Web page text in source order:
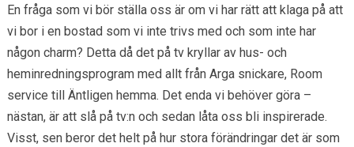
En fråga som vi bör ställa oss är om vi har rätt att klaga på att
vi bor i en bostad som vi inte trivs med och som inte har
någon charm? Detta då det på tv kryllar av hus- och
heminredningsprogram med allt från Arga snickare, Room
service till Äntligen hemma. Det enda vi behöver göra –
nästan, är att slå på tv:n och sedan låta oss bli inspirerade.
Visst, sen beror det helt på hur stora förändringar det är som